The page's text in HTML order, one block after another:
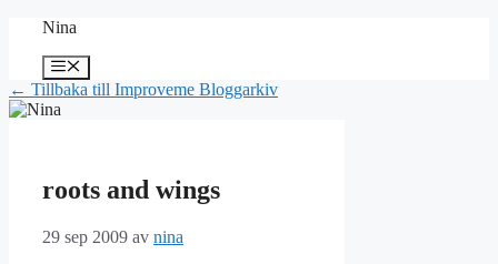
Hoppa
innehåll
Nina
Meny
← Tillbaka till Improveme Bloggarkiv
roots and wings
29 sep 2009 av nina